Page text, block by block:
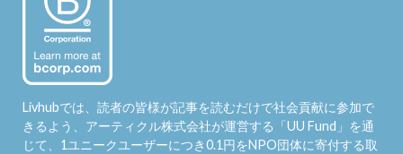
Livhubでは、読者の皆様が記事を読むだけで社会貢献に参加で
きるよう、アーティクル株式会社が運営する「UU Fund 」を通
じて、1ユニークユーザーにつき0.1円をNPO団体に寄付する取